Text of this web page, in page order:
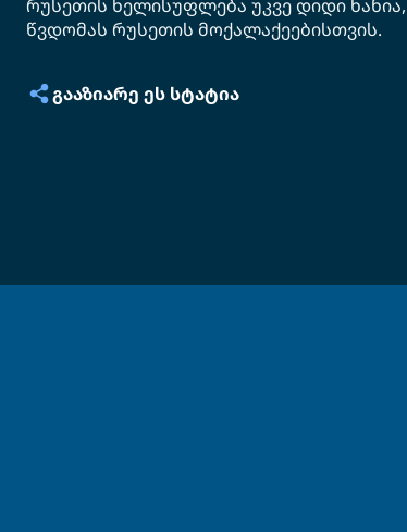
რუსეთის ხელისუფლება უკვე დიდი
წვდომას რუსეთის მოქალაქეებისთვის.
ᲒᲐᲐᲖᲘᲐᲠᲔ ᲔᲡ ᲡᲢᲐᲢᲘᲐ